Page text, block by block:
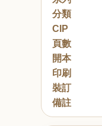
分類
CIP
頁數
開本
印刷
裝訂
備註